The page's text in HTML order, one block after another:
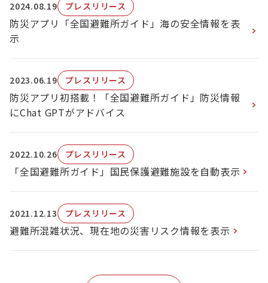
2024.08.19 プレスリリース
防災アプリ「全国避難所ガイド」海の安全情報を表
示
2023.06.19 プレスリリース
防災アプリ初搭載！「全国避難所ガイド」防災情報
にChat GPTがアドバイス
2022.10.26 プレスリリース
「全国避難所ガイド」国民保護避難施設を自動表示
2021.12.13 プレスリリース
避難所混雑状況、現在地の災害リスク情報を表示